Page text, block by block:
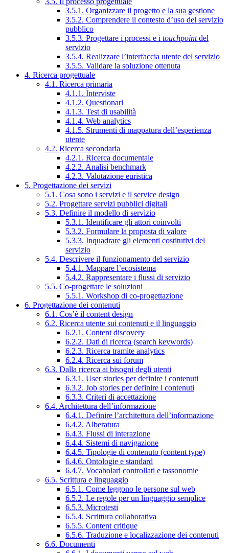
3.5.1. Organizzare il progetto e la sua gestione
3.5.2. Comprendere il contesto d’uso del servizio
pubblico
3.5.3. Progettare i processi e i touchpointdel
servizio
3.5.4. Realizzare l’interfaccia utente del servizio
3.5.5. Validare la soluzione ottenuta
4. Ricerca progettuale
4.1. Ricerca primaria
4.1.1. Interviste
4.1.2. Questionari
4.1.3. Test di usabilità
4.1.4. Web analytics
4.1.5. Strumenti di mappatura dell’esperienza
utente
4.2. Ricerca secondaria
4.2.1. Ricerca documentale
4.2.2. Analisi benchmark
4.2.3. Valutazione euristica
5. Progettazione dei servizi
5.1. Cosa sono i servizi e il service design
5.2. Progettare servizi pubblici digitali
5.3. Definire il modello di servizio
5.3.1. Identificare gli attori coinvolti
5.3.2. Formulare la proposta di valore
5.3.3. Inquadrare gli elementi costitutivi del
servizio
5.4. Descrivere il funzionamento del servizio
5.4.1. Mappare l’ecosistema
5.4.2. Rappresentare i flussi di servizio
5.5. Co-progettare le soluzioni
5.5.1. Workshop di co-progettazione
6. Progettazione dei contenuti
6.1. Cos’è il content design
6.2. Ricerca utente sui contenuti e il linguaggio
6.2.1. Content discovery
6.2.2. Dati di ricerca (search keywords)
6.2.3. Ricerca tramite analytics
6.2.4. Ricerca sui forum
6.3. Dalla ricerca ai bisogni degli utenti
6.3.1. User stories per definire i contenuti
6.3.2. Job stories per definire i contenuti
6.3.3. Criteri di accettazione
6.4. Architettura dell’informazione
6.4.1. Definire l’architettura dell’informazione
6.4.2. Alberatura
6.4.3. Flussi di interazione
6.4.4. Sistemi di navigazione
6.4.5. Tipologie di contenuto (content type)
6.4.6. Ontologie e standard
6.4.7. Vocabolari controllati e tassonomie
6.5. Scrittura e linguaggio
6.5.1. Come leggono le persone sul web
6.5.2. Le regole per un linguaggio semplice
6.5.3. Microtesti
6.5.4. Scrittura collaborativa
6.5.5. Content critique
6.5.6. Traduzione e localizzazione dei contenuti
6.6. Documenti